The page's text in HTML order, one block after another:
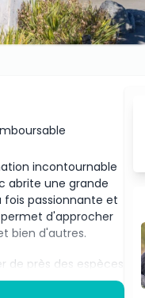
incontournable
abrite une grande
passionnante et
d'approcher
bien d'autres.
de près des espèces
participent à des